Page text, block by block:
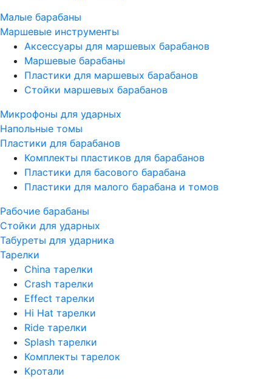
Малые барабаны
Маршевые инструменты
Аксессуары для маршевых барабанов
Маршевые барабаны
Пластики для маршевых барабанов
Стойки маршевых барабанов
Микрофоны для ударных
Напольные томы
Пластики для барабанов
Комплекты пластиков для барабанов
Пластики для басового барабана
Пластики для малого барабана и томов
Рабочие барабаны
Стойки для ударных
Табуреты для ударника
Тарелки
China тарелки
Crash тарелки
Effect тарелки
Hi Hat тарелки
Ride тарелки
Splash тарелки
Комплекты тарелок
Кротали